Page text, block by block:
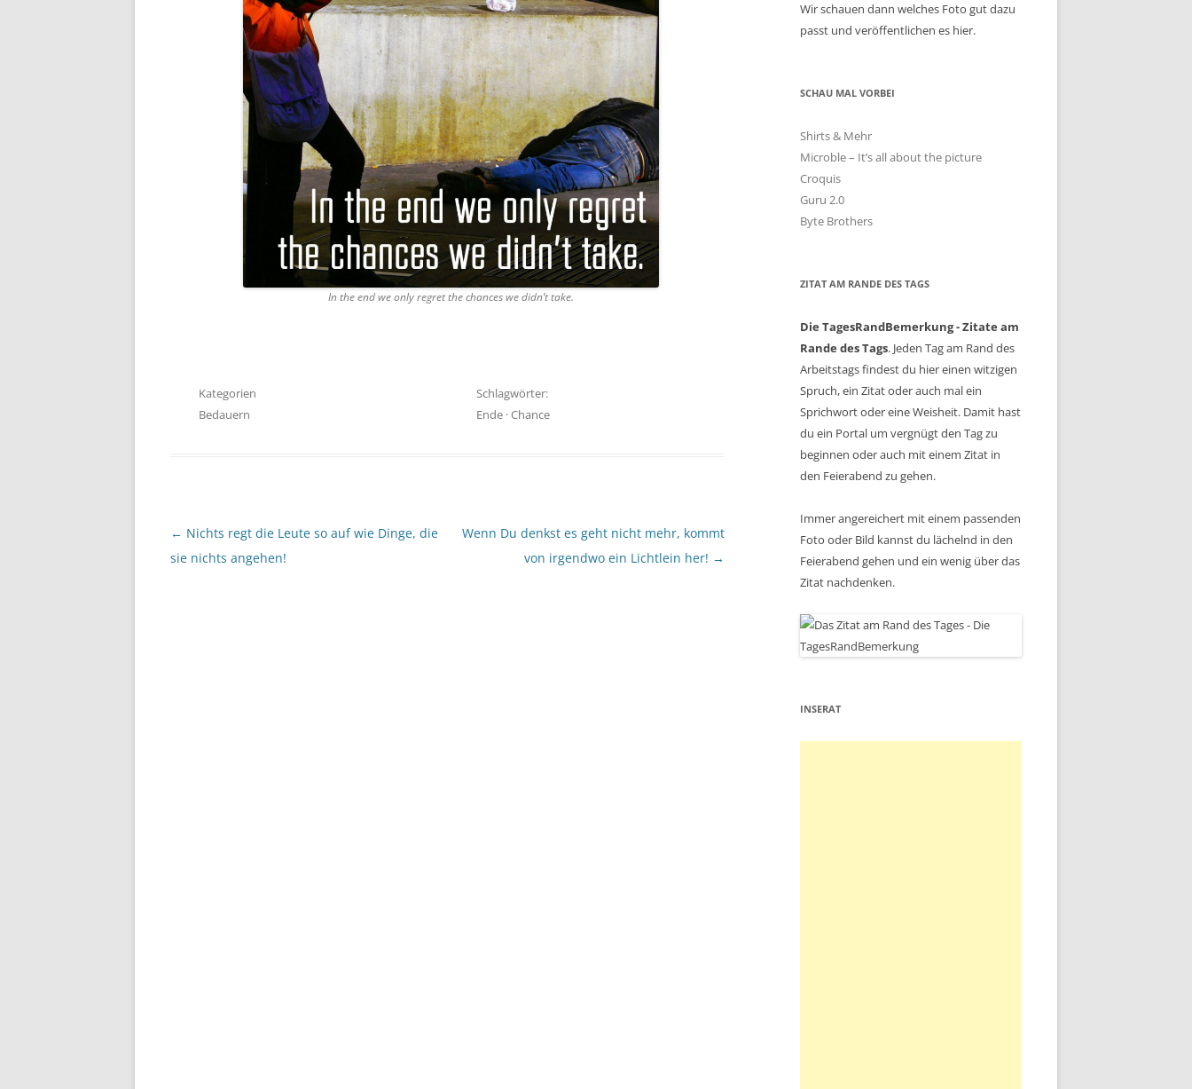
In the end we only regret the chances we didn’t take.
Kategorien
Bedauern
Schlagwörter:
Ende·Chance
Beitragsnavigation
← Nichts regt die Leute so auf wie Dinge, die
sie nichts angehen!
Wenn Du denkst es geht nicht mehr, kommt
von irgendwo ein Lichtlein her! →
Wir schauen dann welches Foto gut dazu
passt und veröffentlichen es hier.
SCHAU MAL VORBEI
Shirts & Mehr
Microble – It’s all about the picture
Croquis
Guru 2.0
Byte Brothers
ZITAT AM RANDE DES TAGS
Die TagesRandBemerkung - Zitate am
Rande des Tags. Jeden Tag am Rand des
Arbeitstags findest du hier einen witzigen
Spruch, ein Zitat oder auch mal ein
Sprichwort oder eine Weisheit. Damit hast
du ein Portal um vergnügt den Tag zu
beginnen oder auch mit einem Zitat in
den Feierabend zu gehen.
Immer angereichert mit einem passenden
Foto oder Bild kannst du lächelnd in den
Feierabend gehen und ein wenig über das
Zitat nachdenken.
INSERAT